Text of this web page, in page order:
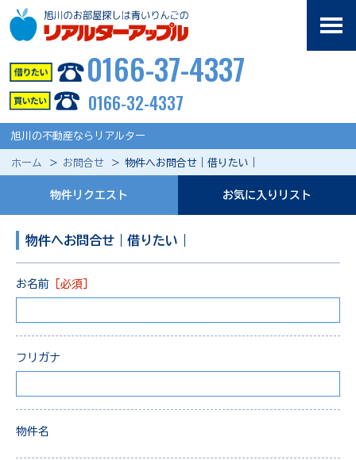
0166-37-4337
0166-32-4337
旭川の不動産ならリアルター
ホーム お問合せ 物件へお問合せ｜借りたい｜
物件リクエスト お気に入りリスト
物件へお問合せ｜借りたい｜
お名前 ［必須］
フリガナ
物件名